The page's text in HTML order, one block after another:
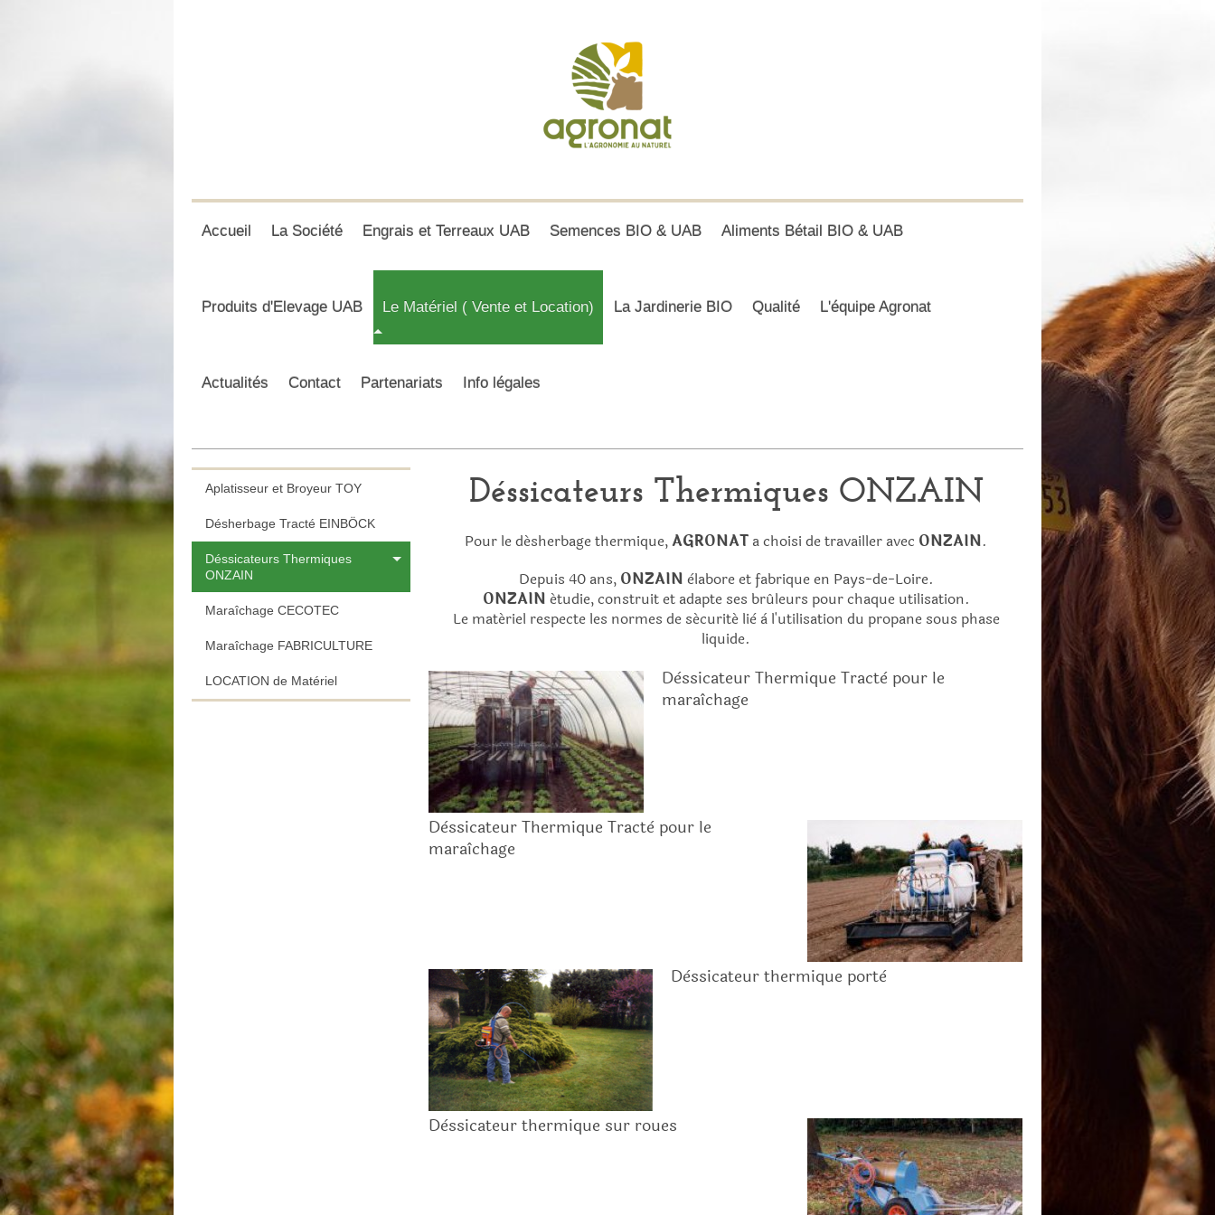
Accueil La Société Engrais et Terreaux UAB Semences BIO & UAB Aliments Bétail BIO & UAB
Produits d'Elevage UAB Le Matériel ( Vente et Location) La Jardinerie BIO Qualité L'équipe Agronat
Actualités Contact Partenariats Info légales
Déssicateurs Thermiques ONZAIN
Pour le désherbage thermique,AGRONAT a choisi de travailler avec ONZAIN.
Depuis 40 ans, ONZAIN èlabore et fabrique en Pays-de-Loire.
ONZAIN étudie, construit et adapte ses brûleurs pour chaque utilisation.
Le matériel respecte les normes de sécurité liè à l'utilisation du propane sous phase
liquide.
Dèssicateur Thermique Tractè pour le
maraîchage
Dèssicateur Thermique Tractè pour le
maraîchage
Dèssicateur thermique portè
Dèssicateur thermique sur roues
Aplatisseur et Broyeur TOY
Désherbage Tracté EINBÖCK
Déssicateurs Thermiques
ONZAIN
Maraîchage CECOTEC
Maraîchage FABRICULTURE
LOCATION de Matériel